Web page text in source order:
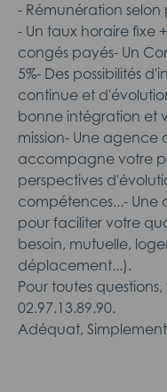
- Rémunération selon
- Un taux horaire fixe
congés payés- Un
5%- Des possibilités
continue et
bonne intégration et
mission- Une agence
accompagne votre
perspectives
compétences...- Une
pour faciliter votre
besoin, mutuelle,
déplacement...).
Pour toutes
02.97.13.89.90.
Adéquat,